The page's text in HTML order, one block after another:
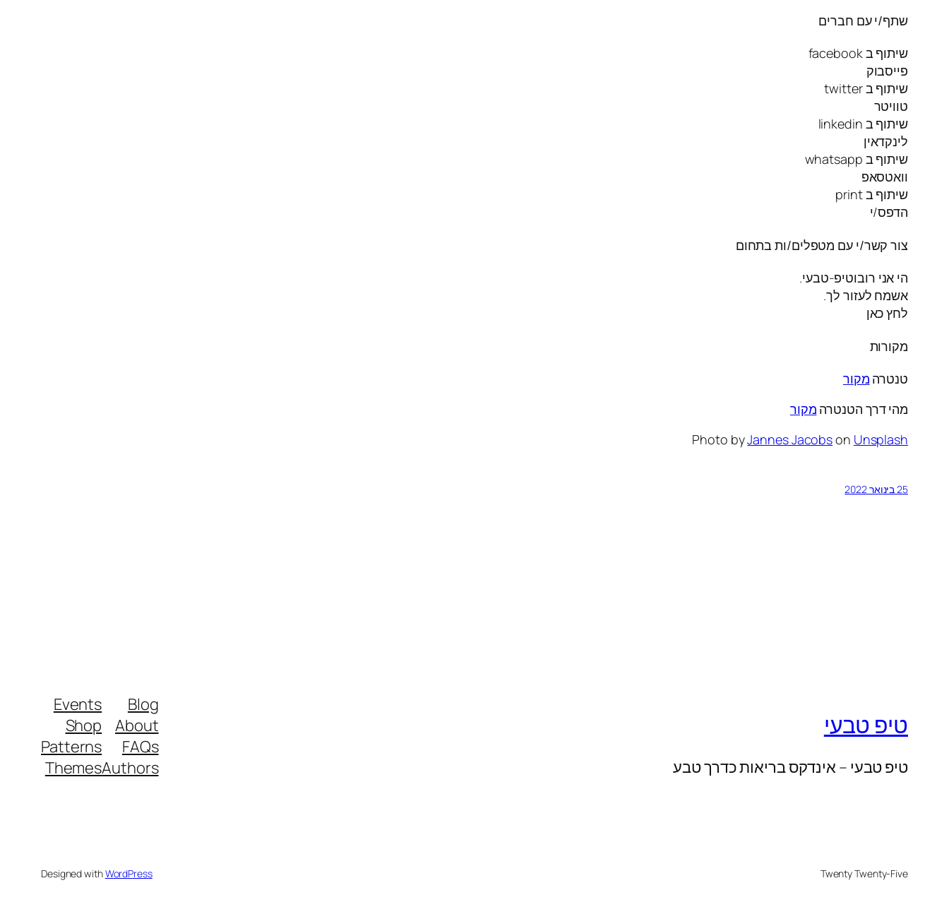
שתף/י עם חברים
שיתוף ב facebook
פייסבוק
שיתוף ב twitter
טוויטר
שיתוף ב linkedin
לינקדאין
שיתוף ב whatsapp
וואטסאפ
שיתוף ב print
הדפס/י
צור קשר/י עם מטפלים/ות בתחום
הי אני רובוטיפ-טבעי.
אשמח לעזור לך.
לחץ כאן
מקורות
טנטרה מקור
מהי דרך הטנטרה מקור
Photo byJannes Jacobson Unsplash
25 בינואר 2022
טיפ טבעי
טיפ טבעי – אינדקס בריאות כדרך טבע
Blog
About
FAQs
Authors
Events
Shop
Patterns
Themes
Twenty Twenty-Five
Designed withWordPress